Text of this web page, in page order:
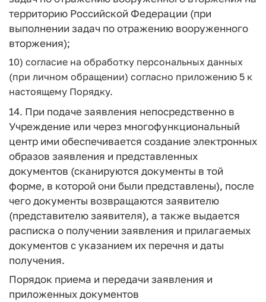
территорию Российской Федерации (при
выполнении задач по отражению вооруженного
вторжения);
10) согласие на обработку персональных данных
(при личном обращении) согласно приложению 5 к
настоящему Порядку.
14. При подаче заявления непосредственно в
Учреждение или через многофункциональный
центр ими обеспечивается создание электронных
образов заявления и представленных
документов (сканируются документы в той
форме, в которой они были представлены), после
чего документы возвращаются заявителю
(представителю заявителя), а также выдается
расписка о получении заявления и прилагаемых
документов с указанием их перечня и даты
получения.
Порядок приема и передачи заявления и
приложенных документов